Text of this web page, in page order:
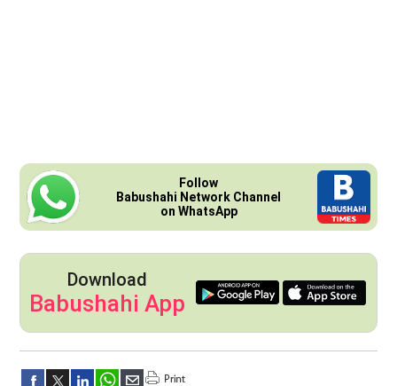
Follow
Babushahi Network Channel
on WhatsApp
Download
Babushahi App